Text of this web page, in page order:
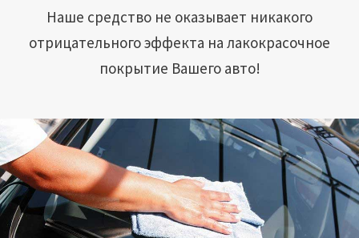
Наше средство не оказывает никакого
отрицательного эффекта на лакокрасочное
покрытие Вашего авто!